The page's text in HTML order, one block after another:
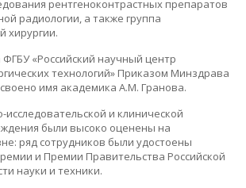
рентгеноконтрастных препаратов
радиологии, а также группа
хирургии.
ФГБУ «Российский научный центр
технологий» Приказом Минздрава
имя академика А.М. Гранова.
и клинической
были высоко оценены на
ряд сотрудников были удостоены
и Премии Правительства Российской
науки и техники.